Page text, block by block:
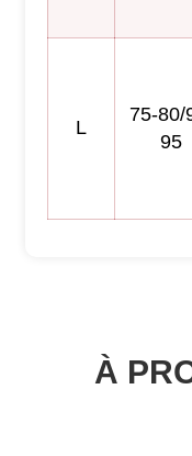
L
75-80/
95
À